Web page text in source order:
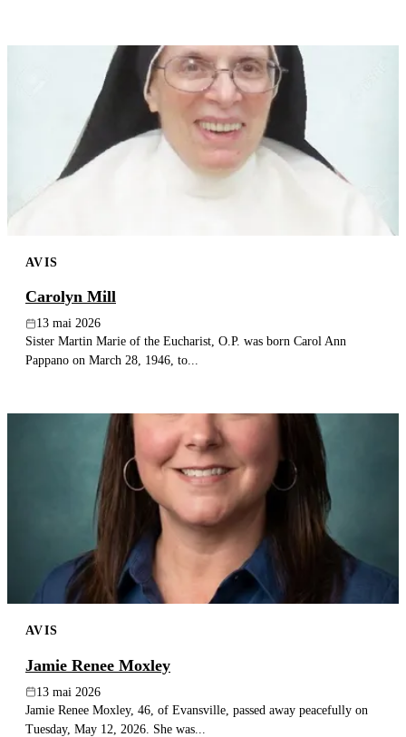
AVIS
Carolyn Mill
13 mai 2026
Sister Martin Marie of the Eucharist, O.P. was born Carol Ann
Pappano on March 28, 1946, to...
AVIS
Jamie Renee Moxley
13 mai 2026
Jamie Renee Moxley, 46, of Evansville, passed away peacefully on
Tuesday, May 12, 2026. She was...